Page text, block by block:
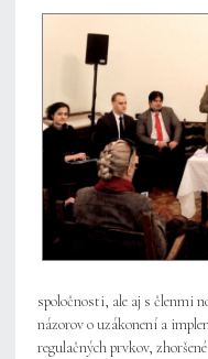
spoločnosti, ale aj s členmi
názorov o uzákonení a
regulačných prvkov,